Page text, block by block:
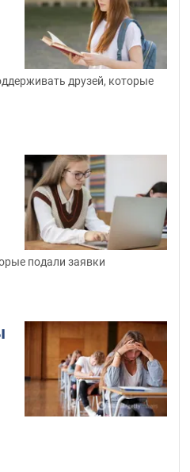
друзей, которые
подали заявки